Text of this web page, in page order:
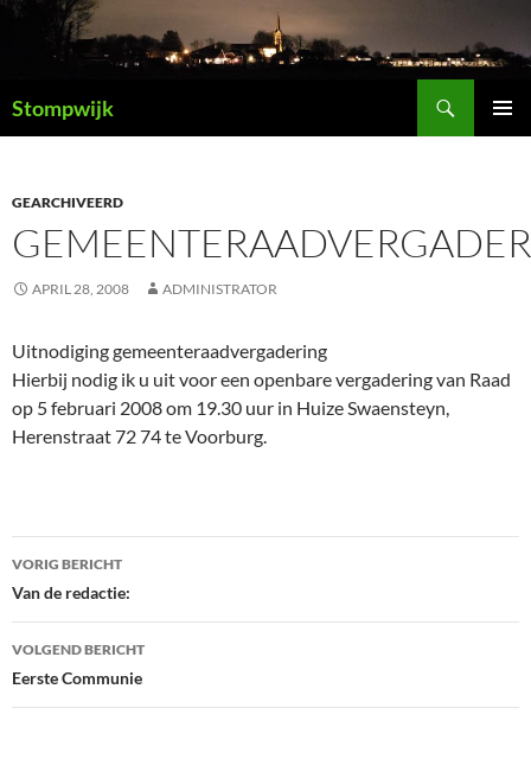
Ga
inhoud
Stompwijk
GEARCHIVEERD
APRIL 28, 2008 ADMINISTRATOR
Uitnodiging gemeenteraadvergadering
Hierbij nodig ik u uit voor een openbare vergadering van Raad
op 5 februari 2008 om 19.30 uur in Huize Swaensteyn,
Herenstraat 72 74 te Voorburg.
Bericht
navigatie
VORIG BERICHT
Van de redactie:
VOLGEND BERICHT
Eerste Communie